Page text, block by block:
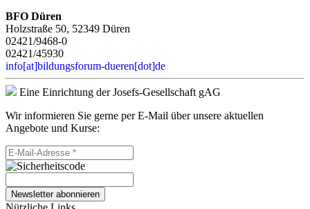
BFO Düren
Holzstraße 50, 52349 Düren
02421/9468-0
02421/45930
info[at]bildungsforum-dueren[dot]de
Eine Einrichtung der Josefs-Gesellschaft gAG
Wir informieren Sie gerne per E-Mail über unsere aktuellen
Angebote und Kurse:
Newsletter abonnieren